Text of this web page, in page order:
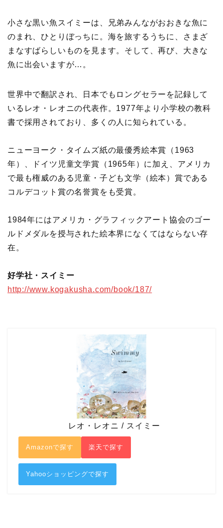
小さな黒い魚スイミーは、兄弟みんながおおきな魚に
のまれ、ひとりぼっちに。海を旅するうちに、さまざ
まなすばらしいものを見ます。そして、再び、大きな
魚に出会いますが…。
世界中で翻訳され、日本でもロングセラーを記録して
いるレオ・レオニの代表作。1977年より小学校の教科
書で採用されており、多くの人に知られている。
ニューヨーク・タイムズ紙の最優秀絵本賞（1963
年）、ドイツ児童文学賞（1965年）に加え、アメリカ
で最も権威のある児童・子ども文学（絵本）賞である
コルデコット賞の名誉賞をも受賞。
1984年にはアメリカ・グラフィックアート協会のゴー
ルドメダルを授与された絵本界になくてはならない存
在。
好学社・スイミー
http://www.kogakusha.com/book/187/
レオ・レオニ / スイミー
Amazonで探す 楽天で探す
Yahooショッピングで探す